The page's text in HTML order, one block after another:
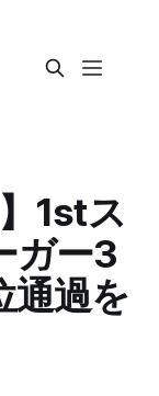
1stス
ガー3
通過を